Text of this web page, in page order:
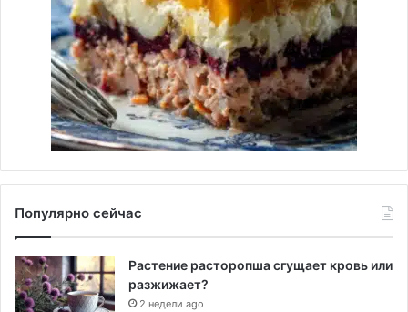
Популярно сейчас
Растение расторопша сгущает кровь или
разжижает?
2 недели ago